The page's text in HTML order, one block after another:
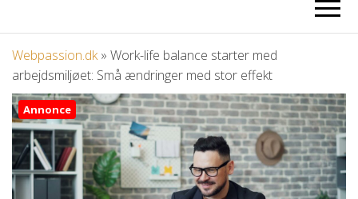
Webpassion.dk» Work-life balance starter med
arbejdsmiljøet: Små ændringer med stor effekt
Annonce